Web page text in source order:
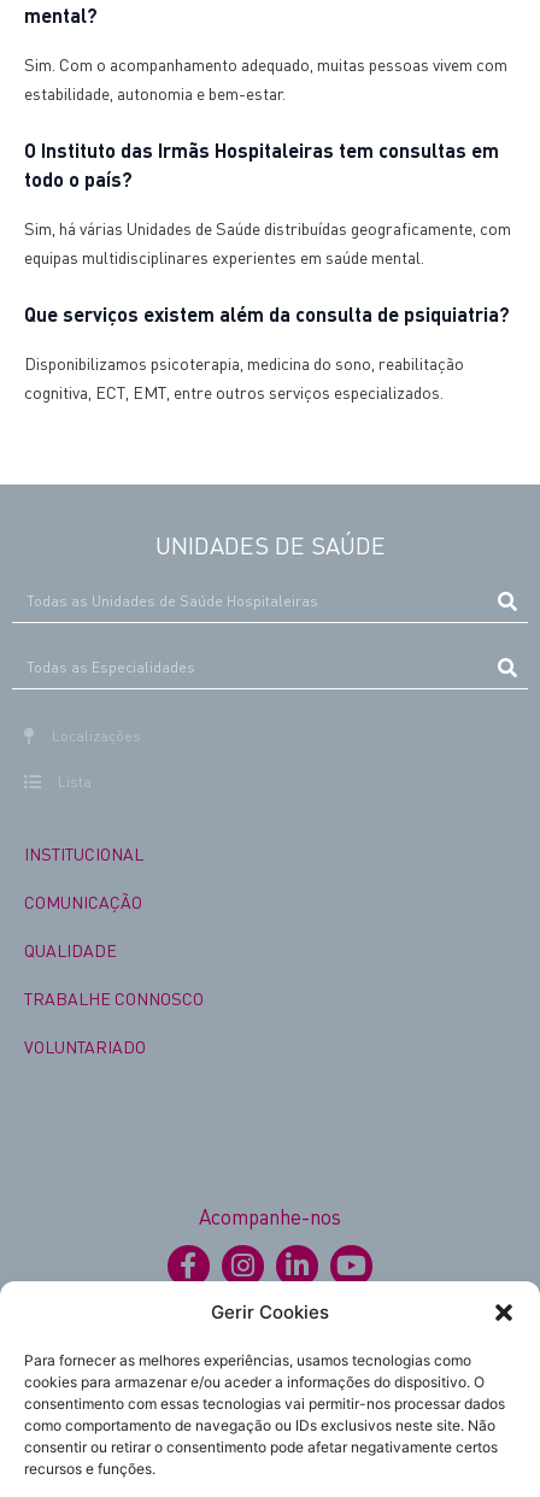
Gerir Cookies
Para fornecer as melhores experiências, usamos tecnologias como
cookies para armazenar e/ou aceder a informações do dispositivo. O
consentimento com essas tecnologias vai permitir-nos processar dados
como comportamento de navegação ou IDs exclusivos neste site. Não
consentir ou retirar o consentimento pode afetar negativamente certos
recursos e funções.
mental?
Sim. Com o acompanhamento adequado, muitas pessoas vivem com
estabilidade, autonomia e bem-estar.
O Instituto das Irmãs Hospitaleiras tem consultas em
todo o país?
Sim, há várias Unidades de Saúde distribuídas geograficamente, com
equipas multidisciplinares experientes em saúde mental.
Que serviços existem além da consulta de psiquiatria?
Disponibilizamos psicoterapia, medicina do sono, reabilitação
cognitiva, ECT, EMT, entre outros serviços especializados.
UNIDADES DE SAÚDE
Localizações
Lista
INSTITUCIONAL
COMUNICAÇÃO
QUALIDADE
TRABALHE CONNOSCO
VOLUNTARIADO
Acompanhe-nos
Política de Privacidade
Política de Cookies
©2025 Irmãs Hospitaleiras Portugal.
Todos os direitos reservados.
Subscreva
a nossa newsletter